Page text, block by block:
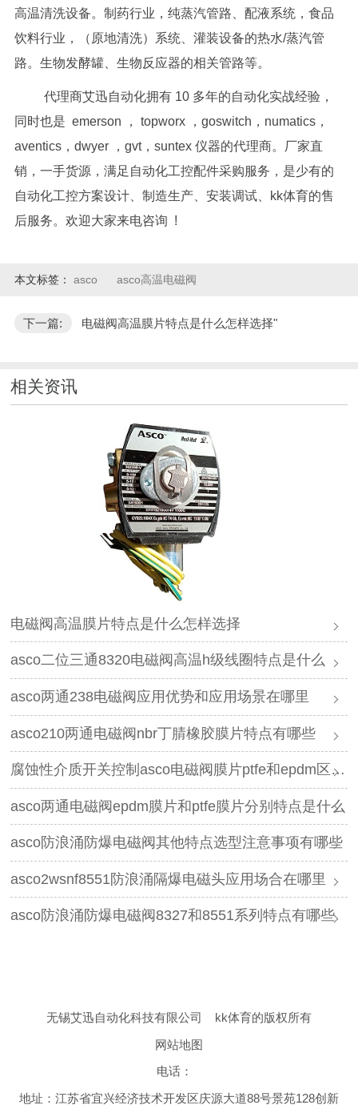
高温清洗设备。制药行业，纯蒸汽管路、配液系统，食品
饮料行业，（原地清洗）系统、灌装设备的热水/蒸汽管
路。生物发酵罐、生物反应器的相关管路等。
代理商艾迅自动化拥有 10 多年的自动化实战经验，
同时也是 emerson ， topworx ，goswitch，numatics，
aventics，dwyer ，gvt，suntex 仪器的代理商。厂家直
销，一手货源，满足自动化工控配件采购服务，是少有的
自动化工控方案设计、制造生产、安装调试、kk体育的售
后服务。欢迎大家来电咨询 !
本文标签： asco asco高温电磁阀
下一篇: 电磁阀高温膜片特点是什么怎样选择"
相关资讯
电磁阀高温膜片特点是什么怎样选择
asco二位三通8320电磁阀高温h级线圈特点是什么
asco两通238电磁阀应用优势和应用场景在哪里
asco210两通电磁阀nbr丁腈橡胶膜片特点有哪些
腐蚀性介质开关控制asco电磁阀膜片ptfe和epdm区别是什么
asco两通电磁阀epdm膜片和ptfe膜片分别特点是什么
asco防浪涌防爆电磁阀其他特点选型注意事项有哪些
asco2wsnf8551防浪涌隔爆电磁头应用场合在哪里
asco防浪涌防爆电磁阀8327和8551系列特点有哪些
无锡艾迅自动化科技有限公司
kk体育的版权所有
网站地图
电话：
地址：江苏省宜兴经济技术开发区庆源大道88号景苑128创新